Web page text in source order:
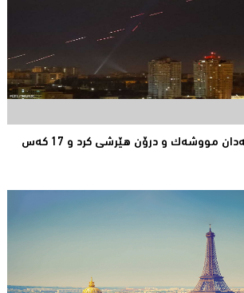
ئۆكرانیا: ڕووسیا به‌ سه‌دان مووشه‌ك و درۆن هێرشی كرد و 17 كه‌س